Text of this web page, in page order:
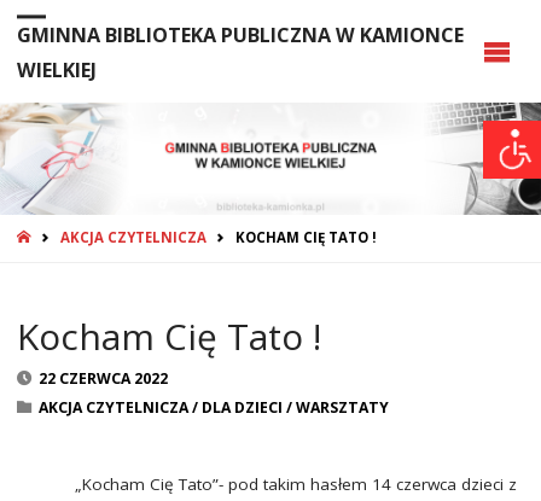
GMINNA BIBLIOTEKA PUBLICZNA W KAMIONCE
WIELKIEJ
STRONA
AKCJA CZYTELNICZA KOCHAM CIĘ TATO !
Kocham Cię Tato !
22 CZERWCA 2022
AKCJA CZYTELNICZA/ DLA DZIECI /WARSZTATY
„Kocham Cię Tato”- pod takim hasłem 14 czerwca dzieci z